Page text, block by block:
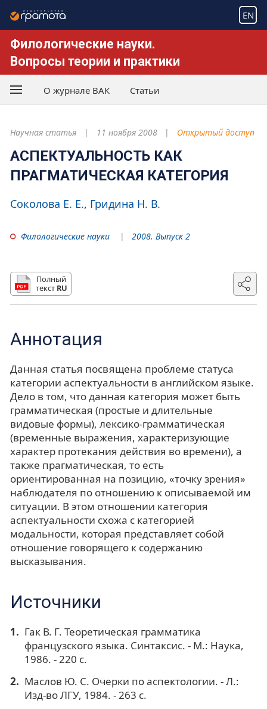
EN
Филологические науки.
Вопросы теории и практики
О журнале ВАК Статьи
Научная статья 11 ноября 2008 Открытый доступ
АСПЕКТУАЛЬНОСТЬ КАК
ПРАГМАТИЧЕСКАЯ КАТЕГОРИЯ
Соколова Е. Е. Гридина Н. В.
Филологические науки 2008. Выпуск 2
Полный
текст RU
Аннотация
Данная статья посвящена проблеме статуса
категории аспектуальности в английском языке.
Дело в том, что данная категория может быть
грамматическая (простые и длительные
видовые формы), лексико-грамматическая
(временные выражения, характеризующие
характер протекания действия во времени), а
также прагматическая, то есть
ориентированная на позицию, «точку зрения»
наблюдателя по отношению к описываемой им
ситуации. В этом отношении категория
аспектуальности схожа с категорией
модальности, которая представляет собой
отношение говорящего к содержанию
высказывания.
Источники
Гак В. Г. Теоретическая грамматика
французского языка. Синтаксис. - М.: Наука,
1986. - 220 с.
Маслов Ю. С. Очерки по аспектологии. - Л.:
Изд-во ЛГУ, 1984. - 263 с.